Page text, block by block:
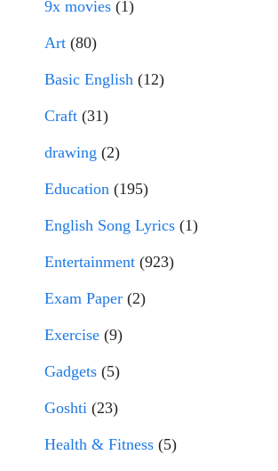
9x movies (1)
Art (80)
Basic English (12)
Craft (31)
drawing (2)
Education (195)
English Song Lyrics (1)
Entertainment (923)
Exam Paper (2)
Exercise (9)
Gadgets (5)
Goshti (23)
Health & Fitness (5)